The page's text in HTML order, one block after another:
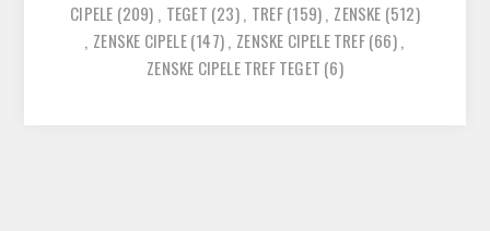
CIPELE (209) , TEGET (23), TREF(159), ZENSKE (512)
, ZENSKE CIPELE(147), ZENSKE CIPELE TREF(66),
ZENSKE CIPELE TREF TEGET (6)